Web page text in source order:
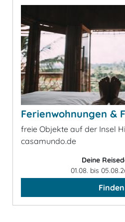
Ferienwohnungen &
freie Objekte auf der Insel
casamundo.de
Deine
01.08. bis
Finden